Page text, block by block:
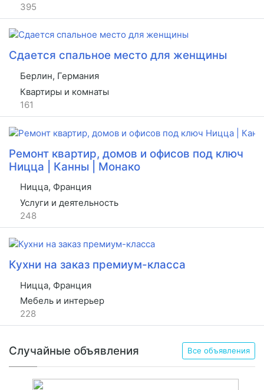
395
Сдается спальное место для женщины
Берлин, Германия
Квартиры и комнаты
161
Ремонт квартир, домов и офисов под ключ
Ницца | Канны | Монако
Ницца, Франция
Услуги и деятельность
248
Кухни на заказ премиум-класса
Ницца, Франция
Мебель и интерьер
228
Случайные объявления Все объявления